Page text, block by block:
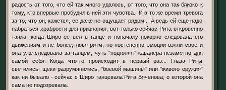
радость от того, что ей так много удалось, от того, что она так близко к
тому, кто впервые пробудил в ней эти чувства. И в то же время тревога
за то, что он, кажется, ее даже не ощущает рядом... А ведь ей еще надо
набраться храбрости для признания, вот только сейчас Рита откровенно
таяла, когда Широ ее вел в танце и поначалу покорно следовала его
движениям и не более, ловя ритм, но постепенно эмоции взяли свое и
она уже следовала за танцем, чуть "подгоняя" кавалера незаметно для
самой себя. Когда что-то происходит в первый раз... Глаза Риты
светились, щеки разрумянились, "боевой машины" или "живого оружия"
как ни бывало - сейчас с Широ танцевала Рита Бяченова, о которой она
сама не подозревала.